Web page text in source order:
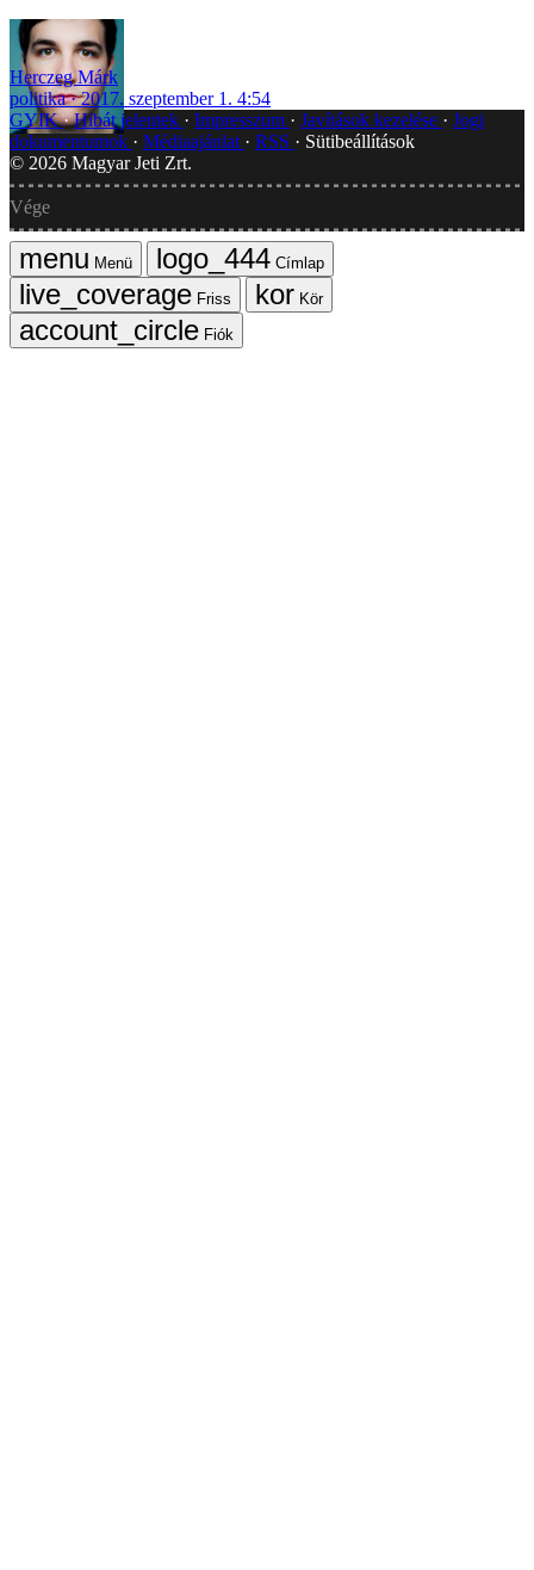
Herczeg Márk
politika
2017. szeptember 1. 4:54
GYIK Hibát jelentek Impresszum Javítások kezelése
Jogi
dokumentumok
Médiaajánlat RSS
Sütibeállítások
© 2026 Magyar Jeti Zrt.
Vége
Menü
Címlap
Friss
Kör
Fiók